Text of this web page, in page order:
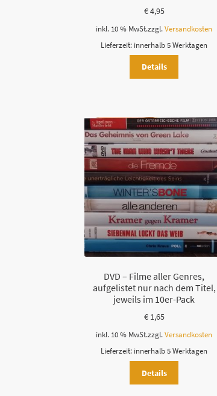
€4,95
inkl. 10 % MwSt.zzgl.Versandkosten
Lieferzeit: innerhalb 5 Werktagen
Details
DVD – Filme aller Genres,
aufgelistet nur nach dem Titel,
jeweils im 10er-Pack
€1,65
inkl. 10 % MwSt.zzgl.Versandkosten
Lieferzeit: innerhalb 5 Werktagen
Details